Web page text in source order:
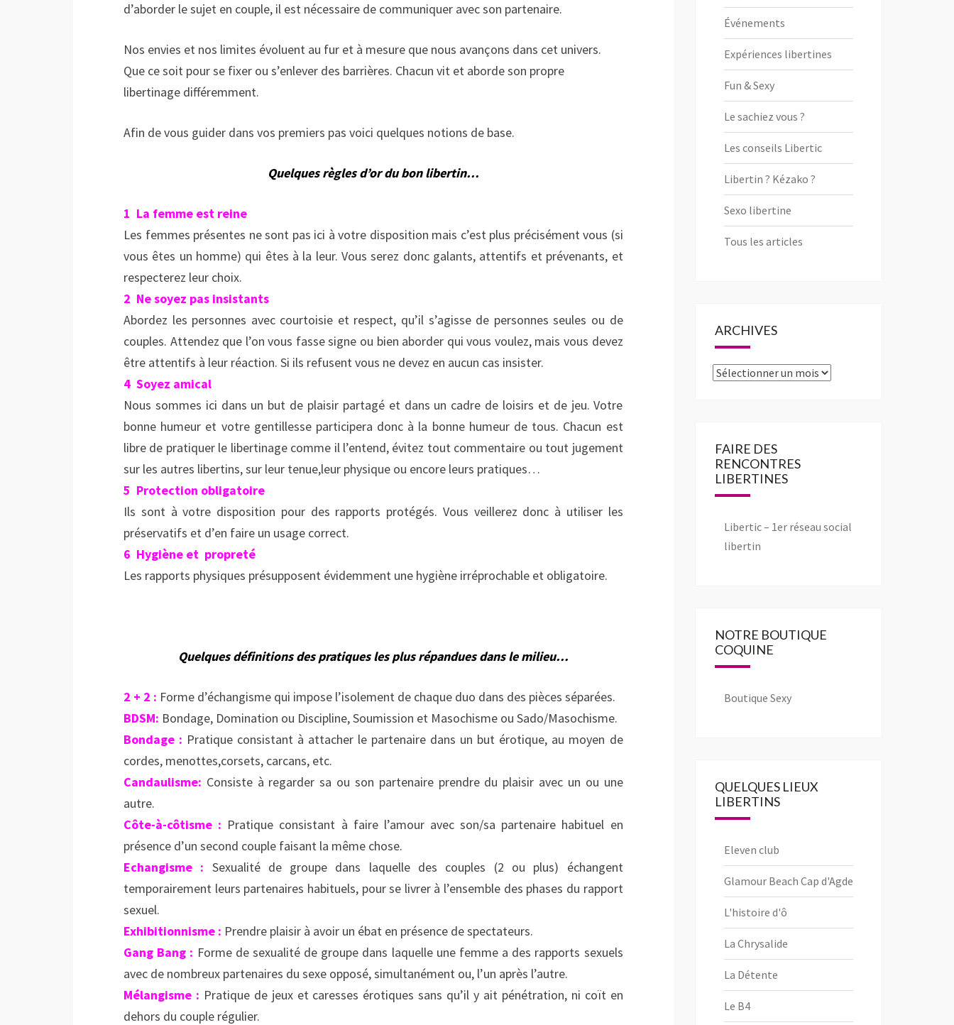
d’aborder le sujet en couple, il est nécessaire de communiquer avec son partenaire.
Nos envies et nos limites évoluent au fur et à mesure que nous avançons dans cet univers.
Que ce soit pour se fixer ou s’enlever des barrières. Chacun vit et aborde son propre
libertinage différemment.
Afin de vous guider dans vos premiers pas voici quelques notions de base.
Quelques règles d’or du bon libertin…
1 La femme est reine
Les femmes présentes ne sont pas ici à votre disposition mais c’est plus précisément vous (si
vous êtes un homme) qui êtes à la leur. Vous serez donc galants, attentifs et prévenants, et
respecterez leur choix.
2 Ne soyez pas insistants
Abordez les personnes avec courtoisie et respect, qu’il s’agisse de personnes seules ou de
couples. Attendez que l’on vous fasse signe ou bien aborder qui vous voulez, mais vous devez
être attentifs à leur réaction. Si ils refusent vous ne devez en aucun cas insister.
4 Soyez amical
Nous sommes ici dans un but de plaisir partagé et dans un cadre de loisirs et de jeu. Votre
bonne humeur et votre gentillesse participera donc à la bonne humeur de tous. Chacun est
libre de pratiquer le libertinage comme il l’entend, évitez tout commentaire ou tout jugement
sur les autres libertins, sur leur tenue,leur physique ou encore leurs pratiques…
5 Protection obligatoire
Ils sont à votre disposition pour des rapports protégés. Vous veillerez donc à utiliser les
préservatifs et d’en faire un usage correct.
6 Hygiène et propreté
Les rapports physiques présupposent évidemment une hygiène irréprochable et obligatoire.
Quelques définitions des pratiques les plus répandues dans le milieu…
2 + 2 : Forme d’échangisme qui impose l’isolement de chaque duo dans des pièces séparées.
BDSM: Bondage, Domination ou Discipline, Soumission et Masochisme ou Sado/Masochisme.
Bondage : Pratique consistant à attacher le partenaire dans un but érotique, au moyen de
cordes, menottes,corsets, carcans, etc.
Candaulisme: Consiste à regarder sa ou son partenaire prendre du plaisir avec un ou une
autre.
Côte-à-côtisme : Pratique consistant à faire l’amour avec son/sa partenaire habituel en
présence d’un second couple faisant la même chose.
Echangisme : Sexualité de groupe dans laquelle des couples (2 ou plus) échangent
temporairement leurs partenaires habituels, pour se livrer à l’ensemble des phases du rapport
sexuel.
Exhibitionnisme : Prendre plaisir à avoir un ébat en présence de spectateurs.
Gang Bang : Forme de sexualité de groupe dans laquelle une femme a des rapports sexuels
avec de nombreux partenaires du sexe opposé, simultanément ou, l’un après l’autre.
Mélangisme : Pratique de jeux et caresses érotiques sans qu’il y ait pénétration, ni coït en
dehors du couple régulier.
Événements
Expériences libertines
Fun & Sexy
Le sachiez vous ?
Les conseils Libertic
Libertin ? Kézako ?
Sexo libertine
Tous les articles
ARCHIVES
Archives
FAIRE DES
RENCONTRES
LIBERTINES
Libertic – 1er réseau social
libertin
NOTRE BOUTIQUE
COQUINE
Boutique Sexy
QUELQUES LIEUX
LIBERTINS
Eleven club
Glamour Beach Cap d'Agde
L'histoire d'ô
La Chrysalide
La Détente
Le B4